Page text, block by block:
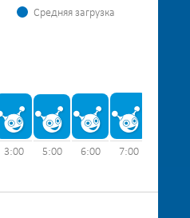
Средняя загрузка
3:00 5:00 6:00 7:00